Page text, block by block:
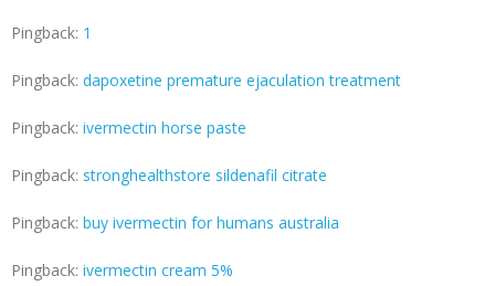
Pingback: 1
Pingback: dapoxetine premature ejaculation treatment
Pingback: ivermectin horse paste
Pingback: stronghealthstore sildenafil citrate
Pingback: buy ivermectin for humans australia
Pingback: ivermectin cream 5%